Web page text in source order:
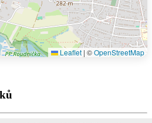
Leaflet | ©OpenStreetMap